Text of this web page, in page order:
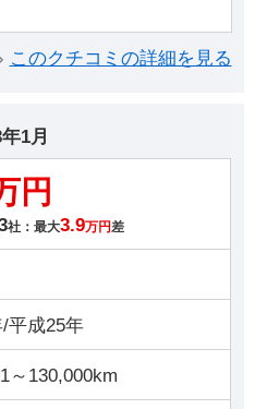
このクチコミの詳細を見る
1月
円
社：最大3.9万円差
平成25年
～130,000km